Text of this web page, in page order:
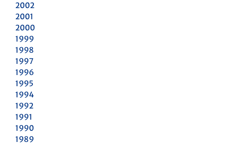
2002
2001
2000
1999
1998
1997
1996
1995
1994
1992
1991
1990
1989